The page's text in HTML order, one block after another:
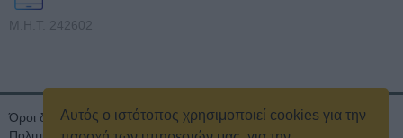
Αυτός ο ιστότοπος χρησιμοποιεί cookies για την
Μ.Η.Τ. 242602
Όροι διαγωνισμού Όροι Χρήσης
Ταυτότητα